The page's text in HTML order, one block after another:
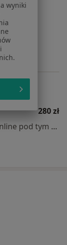
280 zł
Specjalista nie oferuje umawiania online pod tym adresem.
wyniki